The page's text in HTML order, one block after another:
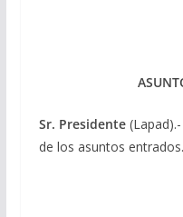
Sr. Presidente
de los asuntos entrados.